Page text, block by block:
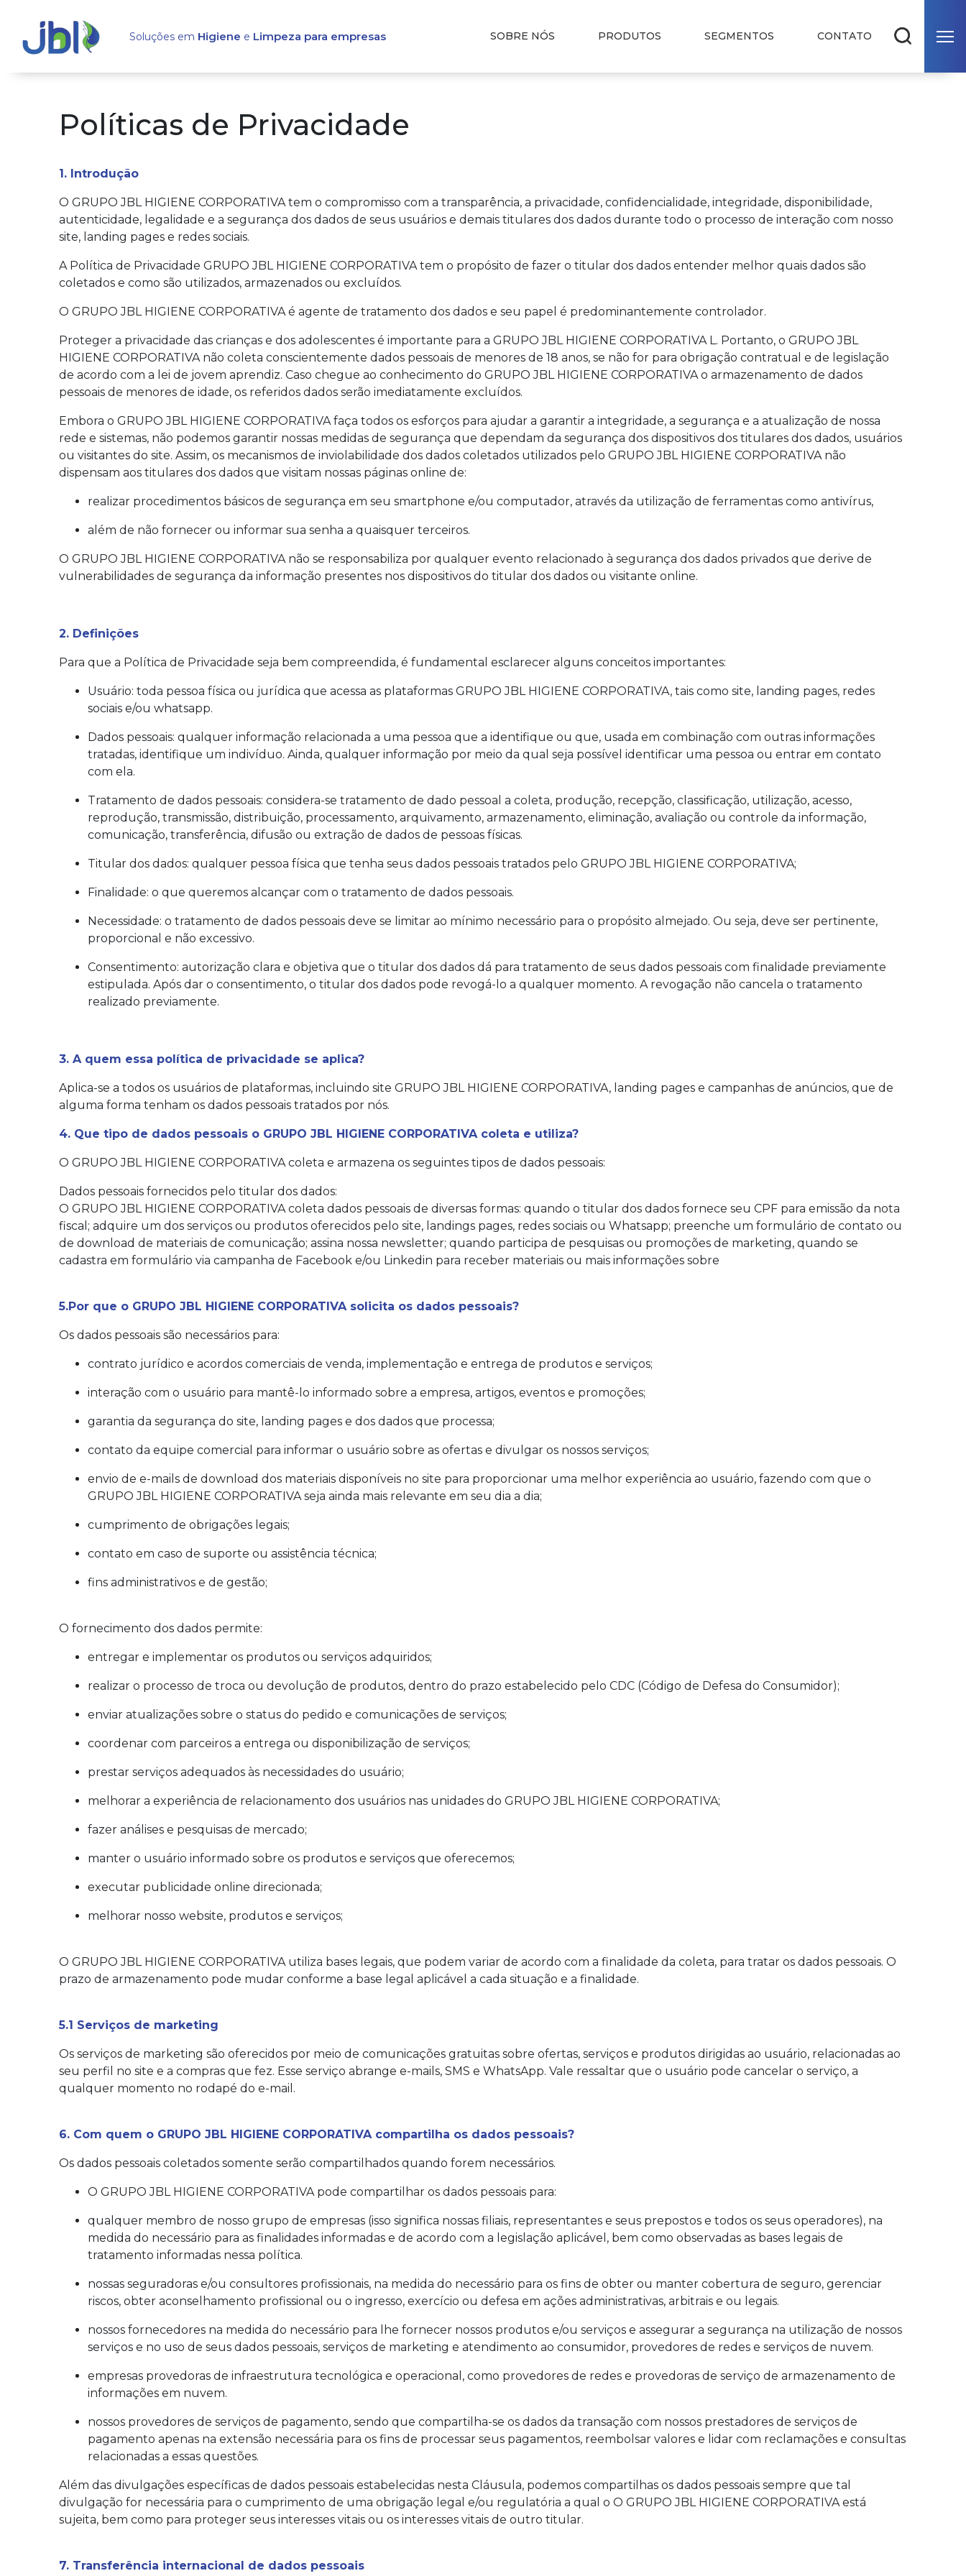
Soluções em Higiene e Limpeza para empresas SOBRE NÓS PRODUTOS SEGMENTOS CONTATO
Políticas de Privacidade
1. Introdução
O GRUPO JBL HIGIENE CORPORATIVA tem o compromisso com a transparência, a privacidade, confidencialidade, integridade, disponibilidade,
autenticidade, legalidade e a segurança dos dados de seus usuários e demais titulares dos dados durante todo o processo de interação com nosso
site, landing pages e redes sociais.
A Política de Privacidade GRUPO JBL HIGIENE CORPORATIVA tem o propósito de fazer o titular dos dados entender melhor quais dados são
coletados e como são utilizados, armazenados ou excluídos.
O GRUPO JBL HIGIENE CORPORATIVA é agente de tratamento dos dados e seu papel é predominantemente controlador.
Proteger a privacidade das crianças e dos adolescentes é importante para a GRUPO JBL HIGIENE CORPORATIVA L. Portanto, o GRUPO JBL
HIGIENE CORPORATIVA não coleta conscientemente dados pessoais de menores de 18 anos, se não for para obrigação contratual e de legislação
de acordo com a lei de jovem aprendiz. Caso chegue ao conhecimento do GRUPO JBL HIGIENE CORPORATIVA o armazenamento de dados
pessoais de menores de idade, os referidos dados serão imediatamente excluídos.
Embora o GRUPO JBL HIGIENE CORPORATIVA faça todos os esforços para ajudar a garantir a integridade, a segurança e a atualização de nossa
rede e sistemas, não podemos garantir nossas medidas de segurança que dependam da segurança dos dispositivos dos titulares dos dados, usuários
ou visitantes do site. Assim, os mecanismos de inviolabilidade dos dados coletados utilizados pelo GRUPO JBL HIGIENE CORPORATIVA não
dispensam aos titulares dos dados que visitam nossas páginas online de:
realizar procedimentos básicos de segurança em seu smartphone e/ou computador, através da utilização de ferramentas como antivírus,
além de não fornecer ou informar sua senha a quaisquer terceiros.
O GRUPO JBL HIGIENE CORPORATIVA não se responsabiliza por qualquer evento relacionado à segurança dos dados privados que derive de
vulnerabilidades de segurança da informação presentes nos dispositivos do titular dos dados ou visitante online.
2. Definições
Para que a Política de Privacidade seja bem compreendida, é fundamental esclarecer alguns conceitos importantes:
Usuário: toda pessoa física ou jurídica que acessa as plataformas GRUPO JBL HIGIENE CORPORATIVA, tais como site, landing pages, redes
sociais e/ou whatsapp.
Dados pessoais: qualquer informação relacionada a uma pessoa que a identifique ou que, usada em combinação com outras informações
tratadas, identifique um indivíduo. Ainda, qualquer informação por meio da qual seja possível identificar uma pessoa ou entrar em contato
com ela.
Tratamento de dados pessoais: considera-se tratamento de dado pessoal a coleta, produção, recepção, classificação, utilização, acesso,
reprodução, transmissão, distribuição, processamento, arquivamento, armazenamento, eliminação, avaliação ou controle da informação,
comunicação, transferência, difusão ou extração de dados de pessoas físicas.
Titular dos dados: qualquer pessoa física que tenha seus dados pessoais tratados pelo GRUPO JBL HIGIENE CORPORATIVA;
Finalidade: o que queremos alcançar com o tratamento de dados pessoais.
Necessidade: o tratamento de dados pessoais deve se limitar ao mínimo necessário para o propósito almejado. Ou seja, deve ser pertinente,
proporcional e não excessivo.
Consentimento: autorização clara e objetiva que o titular dos dados dá para tratamento de seus dados pessoais com finalidade previamente
estipulada. Após dar o consentimento, o titular dos dados pode revogá-lo a qualquer momento. A revogação não cancela o tratamento
realizado previamente.
3. A quem essa política de privacidade se aplica?
Aplica-se a todos os usuários de plataformas, incluindo site GRUPO JBL HIGIENE CORPORATIVA, landing pages e campanhas de anúncios, que de
alguma forma tenham os dados pessoais tratados por nós.
4. Que tipo de dados pessoais o GRUPO JBL HIGIENE CORPORATIVAcoleta e utiliza?
O GRUPO JBL HIGIENE CORPORATIVA coleta e armazena os seguintes tipos de dados pessoais:
Dados pessoais fornecidos pelo titular dos dados:
O GRUPO JBL HIGIENE CORPORATIVA coleta dados pessoais de diversas formas: quando o titular dos dados fornece seu CPF para emissão da nota
fiscal; adquire um dos serviços ou produtos oferecidos pelo site, landings pages, redes sociais ou Whatsapp; preenche um formulário de contato ou
de download de materiais de comunicação; assina nossa newsletter; quando participa de pesquisas ou promoções de marketing, quando se
cadastra em formulário via campanha de Facebook e/ou Linkedin para receber materiais ou mais informações sobre
5.Por que o GRUPO JBL HIGIENE CORPORATIVA solicita os dados pessoais?
Os dados pessoais são necessários para:
contrato jurídico e acordos comerciais de venda, implementação e entrega de produtos e serviços;
interação com o usuário para mantê-lo informado sobre a empresa, artigos, eventos e promoções;
garantia da segurança do site, landing pages e dos dados que processa;
contato da equipe comercial para informar o usuário sobre as ofertas e divulgar os nossos serviços;
envio de e-mails de download dos materiais disponíveis no site para proporcionar uma melhor experiência ao usuário, fazendo com que o
GRUPO JBL HIGIENE CORPORATIVA seja ainda mais relevante em seu dia a dia;
cumprimento de obrigações legais;
contato em caso de suporte ou assistência técnica;
fins administrativos e de gestão;
O fornecimento dos dados permite:
entregar e implementar os produtos ou serviços adquiridos;
realizar o processo de troca ou devolução de produtos, dentro do prazo estabelecido pelo CDC (Código de Defesa do Consumidor);
enviar atualizações sobre o status do pedido e comunicações de serviços;
coordenar com parceiros a entrega ou disponibilização de serviços;
prestar serviços adequados às necessidades do usuário;
melhorar a experiência de relacionamento dos usuários nas unidades do GRUPO JBL HIGIENE CORPORATIVA;
fazer análises e pesquisas de mercado;
manter o usuário informado sobre os produtos e serviços que oferecemos;
executar publicidade online direcionada;
melhorar nosso website, produtos e serviços;
O GRUPO JBL HIGIENE CORPORATIVA utiliza bases legais, que podem variar de acordo com a finalidade da coleta, para tratar os dados pessoais. O
prazo de armazenamento pode mudar conforme a base legal aplicável a cada situação e a finalidade.
5.1 Serviços de marketing
Os serviços de marketing são oferecidos por meio de comunicações gratuitas sobre ofertas, serviços e produtos dirigidas ao usuário, relacionadas ao
seu perfil no site e a compras que fez. Esse serviço abrange e-mails, SMS e WhatsApp. Vale ressaltar que o usuário pode cancelar o serviço, a
qualquer momento no rodapé do e-mail.
6. Com quem o GRUPO JBL HIGIENE CORPORATIVA compartilha os dados pessoais?
Os dados pessoais coletados somente serão compartilhados quando forem necessários.
O GRUPO JBL HIGIENE CORPORATIVA pode compartilhar os dados pessoais para:
qualquer membro de nosso grupo de empresas (isso significa nossas filiais, representantes e seus prepostos e todos os seus operadores), na
medida do necessário para as finalidades informadas e de acordo com a legislação aplicável, bem como observadas as bases legais de
tratamento informadas nessa política.
nossas seguradoras e/ou consultores profissionais, na medida do necessário para os fins de obter ou manter cobertura de seguro, gerenciar
riscos, obter aconselhamento profissional ou o ingresso, exercício ou defesa em ações administrativas, arbitrais e ou legais.
nossos fornecedores na medida do necessário para lhe fornecer nossos produtos e/ou serviços e assegurar a segurança na utilização de nossos
serviços e no uso de seus dados pessoais, serviços de marketing e atendimento ao consumidor, provedores de redes e serviços de nuvem.
empresas provedoras de infraestrutura tecnológica e operacional, como provedores de redes e provedoras de serviço de armazenamento de
informações em nuvem.
nossos provedores de serviços de pagamento, sendo que compartilha-se os dados da transação com nossos prestadores de serviços de
pagamento apenas na extensão necessária para os fins de processar seus pagamentos, reembolsar valores e lidar com reclamações e consultas
relacionadas a essas questões.
Além das divulgações específicas de dados pessoais estabelecidas nesta Cláusula, podemos compartilhas os dados pessoais sempre que tal
divulgação for necessária para o cumprimento de uma obrigação legal e/ou regulatória a qual o O GRUPO JBL HIGIENE CORPORATIVA está
sujeita, bem como para proteger seus interesses vitais ou os interesses vitais de outro titular.
7. Transferência internacional de dados pessoais